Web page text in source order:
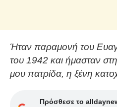
Ήταν παραμονή του
του 1942 και ήμασταν
μου πατρίδα, η ξένη
Πρόσθεσε το